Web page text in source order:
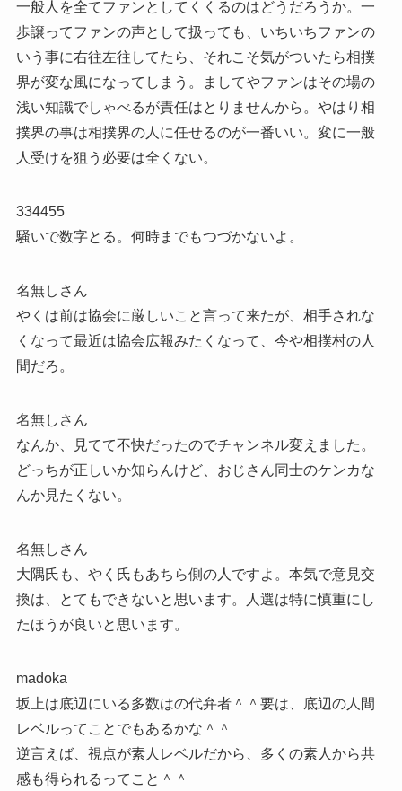
一般人を全てファンとしてくくるのはどうだろうか。一
歩譲ってファンの声として扱っても、いちいちファンの
いう事に右往左往してたら、それこそ気がついたら相撲
界が変な風になってしまう。ましてやファンはその場の
浅い知識でしゃべるが責任はとりませんから。やはり相
撲界の事は相撲界の人に任せるのが一番いい。変に一般
人受けを狙う必要は全くない。
334455
騒いで数字とる。何時までもつづかないよ。
名無しさん
やくは前は協会に厳しいこと言って来たが、相手されな
くなって最近は協会広報みたくなって、今や相撲村の人
間だろ。
名無しさん
なんか、見てて不快だったのでチャンネル変えました。
どっちが正しいか知らんけど、おじさん同士のケンカな
んか見たくない。
名無しさん
大隅氏も、やく氏もあちら側の人ですよ。本気で意見交
換は、とてもできないと思います。人選は特に慎重にし
たほうが良いと思います。
madoka
坂上は底辺にいる多数はの代弁者＾＾要は、底辺の人間
レベルってことでもあるかな＾＾
逆言えば、視点が素人レベルだから、多くの素人から共
感も得られるってこと＾＾